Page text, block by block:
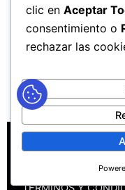
MAPA DEL
POLÍTICAS
POLÍTICA DE
clic en Aceptar
consentimiento o
rechazar las